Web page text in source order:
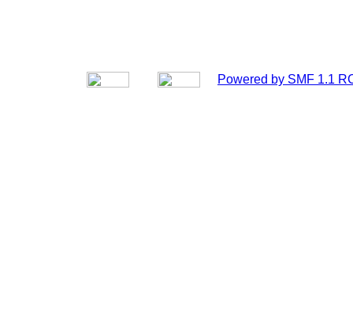
Powered by SMF 1.1